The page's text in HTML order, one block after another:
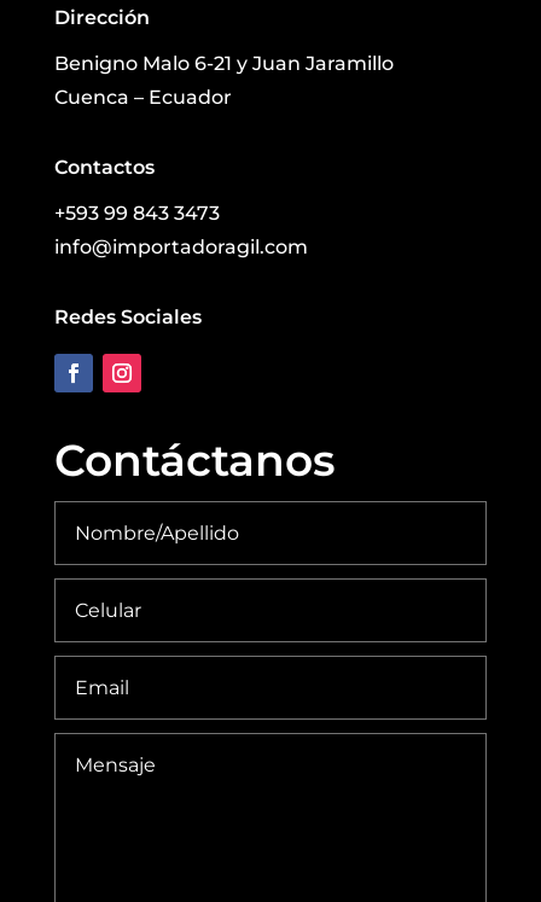
Dirección
Benigno Malo 6-21 y Juan Jaramillo
Cuenca – Ecuador
Contactos
+593 99 843 3473
info@importadoragil.com
Redes Sociales
Contáctanos